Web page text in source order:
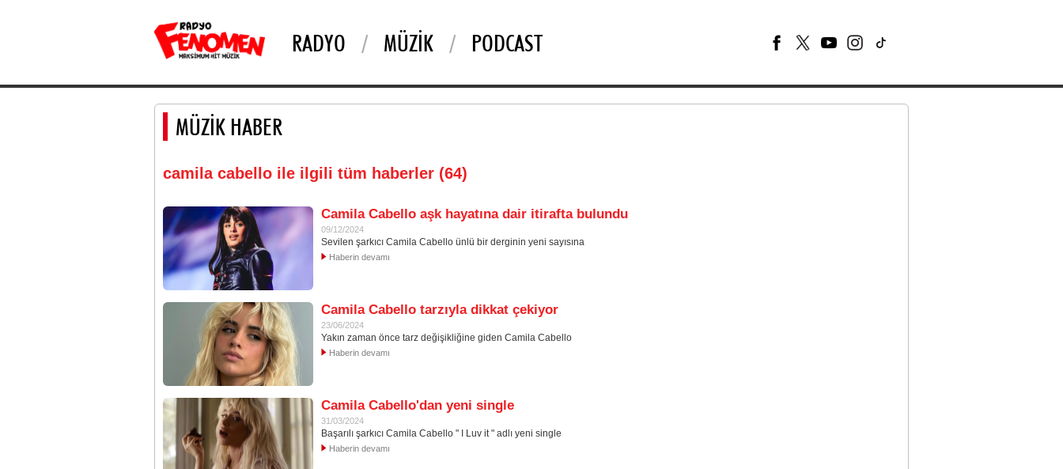
RADYO MÜZIK PODCAST
MÜZİK HABER
camila cabello ile ilgili tüm haberler (64)
Camila Cabello aşk hayatına dair itirafta bulundu
09/12/2024
Sevilen şarkıcı Camila Cabello ünlü bir derginin yeni sayısına
Haberin devamı
Camila Cabello tarzıyla dikkat çekiyor
23/06/2024
Yakın zaman önce tarz değişikliğine giden Camila Cabello
Haberin devamı
Camila Cabello'dan yeni single
31/03/2024
Başarılı şarkıcı Camila Cabello " I Luv it " adlı yeni single
Haberin devamı